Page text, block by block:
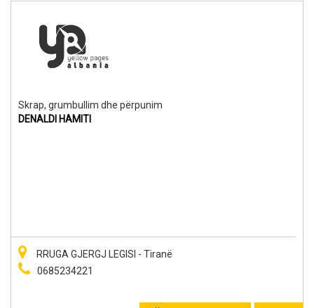
Skrap, grumbullim dhe përpunim
DENALDI HAMITI
RRUGA GJERGJ LEGISI - Tiranë
0685234221